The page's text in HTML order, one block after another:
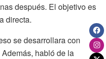
después. El objetivo es
directa.
se desarrollara con
habló de la